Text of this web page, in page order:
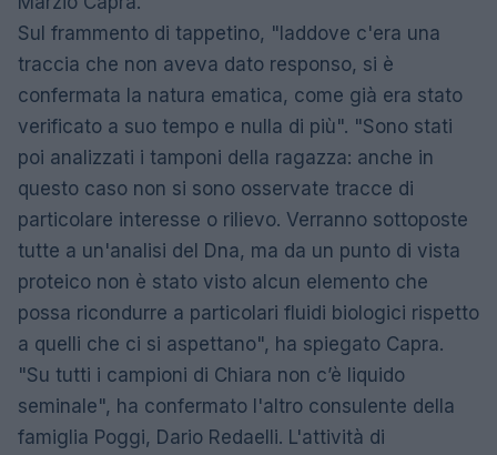
Sul frammento di tappetino, "laddove c'era una
traccia che non aveva dato responso, si è
confermata la natura ematica, come già era stato
verificato a suo tempo e nulla di più". "Sono stati
poi analizzati i tamponi della ragazza: anche in
questo caso non si sono osservate tracce di
particolare interesse o rilievo. Verranno sottoposte
tutte a un'analisi del Dna, ma da un punto di vista
proteico non è stato visto alcun elemento che
possa ricondurre a particolari fluidi biologici rispetto
a quelli che ci si aspettano", ha spiegato Capra.
"Su tutti i campioni di Chiara non c’è liquido
seminale", ha confermato l'altro consulente della
famiglia Poggi, Dario Redaelli. L'attività di